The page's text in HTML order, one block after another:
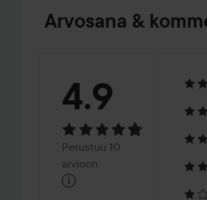
Arvosana &
4.9
10
4.9
Perustuu 10
arvioon
i